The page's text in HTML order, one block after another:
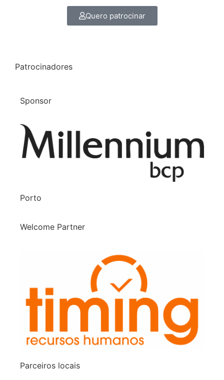
Quero patrocinar
Patrocinadores
Sponsor
Porto
Welcome Partner
Parceiros locais